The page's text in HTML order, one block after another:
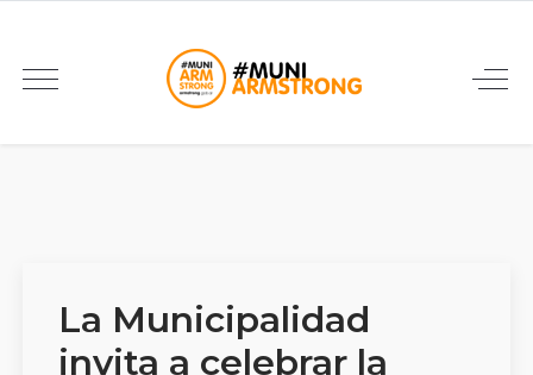
La Municipalidad
invita a celebrar la